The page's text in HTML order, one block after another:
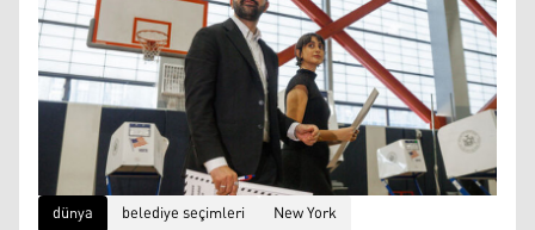
dünya belediye seçimleri New York